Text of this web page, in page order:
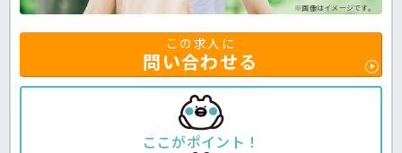
※画像はイメージです。
この求人に
問い合わせる
ここがポイント！